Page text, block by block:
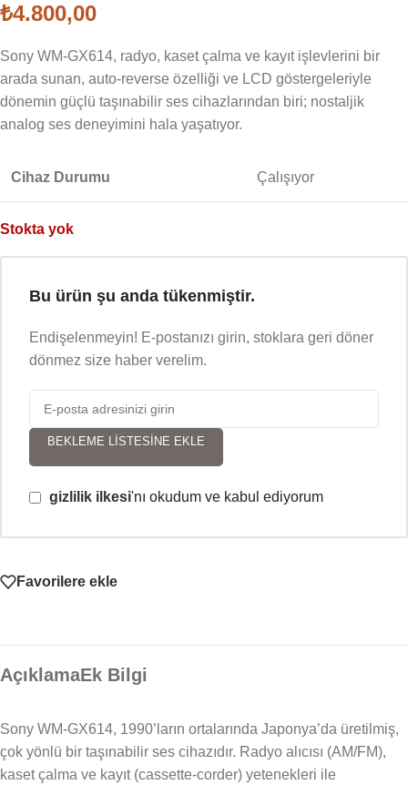
₺4.800,00
Sony WM-GX614, radyo, kaset çalma ve kayıt işlevlerini bir
arada sunan, auto-reverse özelliği ve LCD göstergeleriyle
dönemin güçlü taşınabilir ses cihazlarından biri; nostaljik
analog ses deneyimini hala yaşatıyor.
Cihaz Durumu Çalışıyor
Stokta yok
Bu ürün şu anda tükenmiştir.
Endişelenmeyin! E-postanızı girin, stoklara geri döner
dönmez size haber verelim.
BEKLEME LISTESINE EKLE
gizlilik ilkesi'nı okudum ve kabul ediyorum
Favorilere ekle
AçıklamaEk Bilgi
Sony WM-GX614, 1990’ların ortalarında Japonya’da üretilmiş,
çok yönlü bir taşınabilir ses cihazıdır. Radyo alıcısı (AM/FM),
kaset çalma ve kayıt (cassette-corder) yetenekleri ile